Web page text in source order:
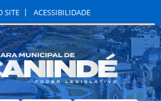
SITE ACESSIBILIDADE